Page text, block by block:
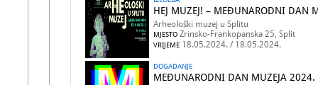
HEJ MUZEJ! – MEĐUNARODNI DAN
Arheološki muzej u Splitu
MJESTO Zrinsko-Frankopanska 25, Split
VRIJEME 18.05.2024. / 18.05.2024.
DOGADANJE
MEĐUNARODNI DAN MUZEJA 2024.